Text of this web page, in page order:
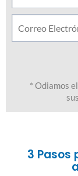
3 Pasos